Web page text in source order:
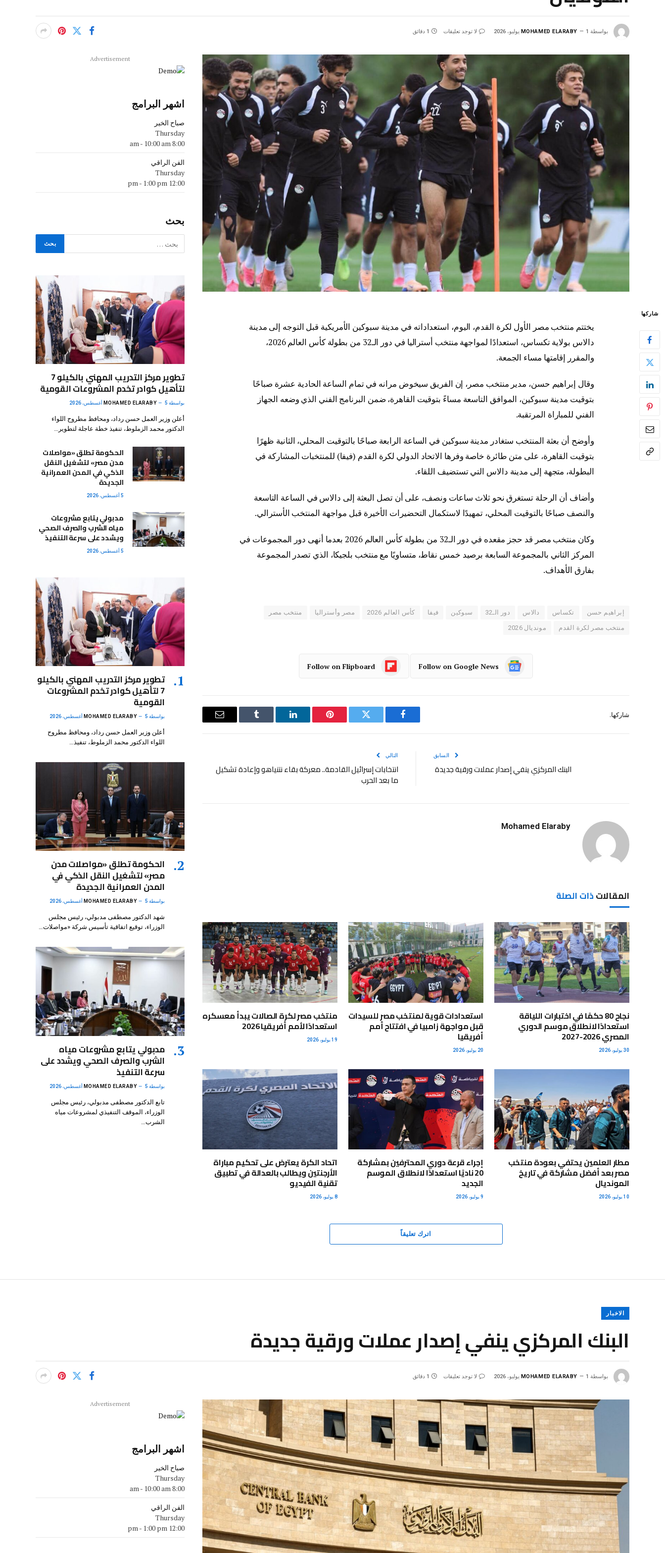
بواسطة MOHAMED ELARABY 1 يوليو، 2026 لا توجد تعليقات 1 دقائق
شاركها
يختتم منتخب مصر الأول لكرة القدم، اليوم، استعداداته في مدينة سبوكين الأمريكية قبل التوجه إلى مدينة
دالاس بولاية تكساس، استعدادًا لمواجهة منتخب أستراليا في دور الـ32 من بطولة كأس العالم 2026،
والمقرر إقامتها مساء الجمعة.
وقال إبراهيم حسن، مدير منتخب مصر، إن الفريق سيخوض مرانه في تمام الساعة الحادية عشرة صباحًا
بتوقيت مدينة سبوكين، الموافق التاسعة مساءً بتوقيت القاهرة، ضمن البرنامج الفني الذي وضعه الجهاز
الفني للمباراة المرتقبة.
وأوضح أن بعثة المنتخب ستغادر مدينة سبوكين في الساعة الرابعة صباحًا بالتوقيت المحلي، الثانية ظهرًا
بتوقيت القاهرة، على متن طائرة خاصة وفرها الاتحاد الدولي لكرة القدم (فيفا) للمنتخبات المشاركة في
البطولة، متجهة إلى مدينة دالاس التي تستضيف اللقاء.
وأضاف أن الرحلة تستغرق نحو ثلاث ساعات ونصف، على أن تصل البعثة إلى دالاس في الساعة التاسعة
والنصف صباحًا بالتوقيت المحلي، تمهيدًا لاستكمال التحضيرات الأخيرة قبل مواجهة المنتخب الأسترالي.
وكان منتخب مصر قد حجز مقعده في دور الـ32 من بطولة كأس العالم 2026 بعدما أنهى دور المجموعات في
المركز الثاني بالمجموعة السابعة برصيد خمس نقاط، متساويًا مع منتخب بلجيكا، الذي تصدر المجموعة
بفارق الأهداف.
إبراهيم حسن تكساس دالاس دور الـ32 سبوكين فيفا كأس العالم 2026 مصر وأستراليا منتخب مصر
منتخب مصر لكرة القدم مونديال 2026
Follow on Google News
Follow on Flipboard
شاركها.
فيسبوك
تويتر بينتيريستلينكدإن Tumblr
البريد
السابق
البنك المركزي ينفي إصدار عملات ورقية جديدة
التالي
انتخابات إسرائيل القادمة.. معركة بقاء نتنياهو وإعادة تشكيل
ما بعد الحرب
Mohamed Elaraby
المقالاتذات الصلة
نجاح 80 حكمًا في اختبارات اللياقة
استعدادًا لانطلاق موسم الدوري
المصري 2026-2027
30 يوليو، 2026
استعدادات قوية لمنتخب مصر للسيدات
قبل مواجهة زامبيا في افتتاح أمم
أفريقيا
20 يوليو، 2026
منتخب مصر لكرة الصالات يبدأ معسكره
استعدادًا لأمم أفريقيا 2026
19 يوليو، 2026
مطار العلمين يحتفي بعودة منتخب
مصر بعد أفضل مشاركة في تاريخ
المونديال
10 يوليو، 2026
إجراء قرعة دوري المحترفين بمشاركة
20 ناديًا استعدادًا لانطلاق الموسم
الجديد
9 يوليو، 2026
اتحاد الكرة يعترض على تحكيم مباراة
الأرجنتين ويطالب بالعدالة في تطبيق
تقنية الفيديو
8 يوليو، 2026
اترك تعليقاً
Advertisement
اشهر البرامج
صباح الخير
Thursday
8:00 am
- 10:00 am
الفن الراقي
Thursday
12:00 pm
- 1:00 pm
بحث
تطوير مركز التدريب المهني بالكيلو 7
لتأهيل كوادر تخدم المشروعات القومية
بواسطة MOHAMED ELARABY 5 أغسطس، 2026
أعلن وزير العمل حسن رداد، ومحافظ مطروح اللواء
الدكتور محمد الزملوط، تنفيذ خطة عاجلة لتطوير…
الحكومة تطلق «مواصلات
مدن مصر» لتشغيل النقل
الذكي في المدن العمرانية
الجديدة
5 أغسطس، 2026
مدبولي يتابع مشروعات
مياه الشرب والصرف الصحي
ويشدد على سرعة التنفيذ
5 أغسطس، 2026
تطوير مركز التدريب المهني بالكيلو
7 لتأهيل كوادر تخدم المشروعات
القومية
بواسطة MOHAMED ELARABY 5 أغسطس، 2026
أعلن وزير العمل حسن رداد، ومحافظ مطروح
اللواء الدكتور محمد الزملوط، تنفيذ…
الحكومة تطلق «مواصلات مدن
مصر» لتشغيل النقل الذكي في
المدن العمرانية الجديدة
بواسطة MOHAMED ELARABY 5 أغسطس، 2026
شهد الدكتور مصطفى مدبولي، رئيس مجلس
الوزراء، توقيع اتفاقية تأسيس شركة «مواصلات…
مدبولي يتابع مشروعات مياه
الشرب والصرف الصحي ويشدد على
سرعة التنفيذ
بواسطة MOHAMED ELARABY 5 أغسطس، 2026
تابع الدكتور مصطفى مدبولي، رئيس مجلس
الوزراء، الموقف التنفيذي لمشروعات مياه
الشرب…
الاخبار
البنك المركزي ينفي إصدار عملات ورقية جديدة
بواسطة MOHAMED ELARABY 1 يوليو، 2026 لا توجد تعليقات 1 دقائق
Advertisement
اشهر البرامج
صباح الخير
Thursday
8:00 am
- 10:00 am
الفن الراقي
Thursday
12:00 pm
- 1:00 pm